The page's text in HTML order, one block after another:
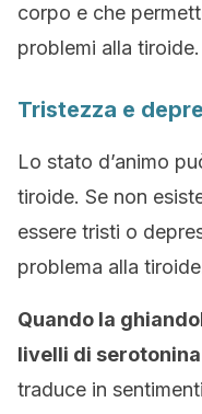
corpo e che
problemi alla tiroide.
Tristezza e
Lo stato d’animo
tiroide. Se non
essere tristi o
problema alla
Quando la
livelli di
traduce in